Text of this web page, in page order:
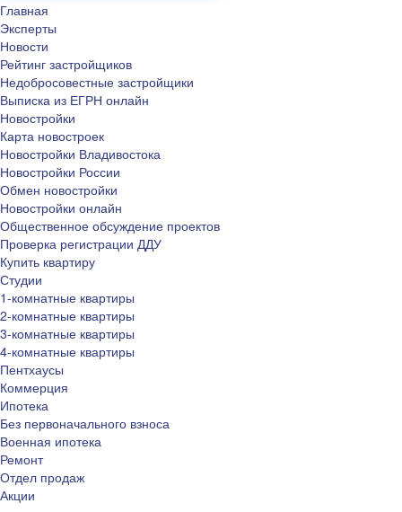
Главная
Эксперты
Новости
Рейтинг застройщиков
Недобросовестные застройщики
Выписка из ЕГРН онлайн
Новостройки
Карта новостроек
Новостройки Владивостока
Новостройки России
Обмен новостройки
Новостройки онлайн
Общественное обсуждение проектов
Проверка регистрации ДДУ
Купить квартиру
Студии
1-комнатные квартиры
2-комнатные квартиры
3-комнатные квартиры
4-комнатные квартиры
Пентхаусы
Коммерция
Ипотека
Без первоначального взноса
Военная ипотека
Ремонт
Отдел продаж
Акции